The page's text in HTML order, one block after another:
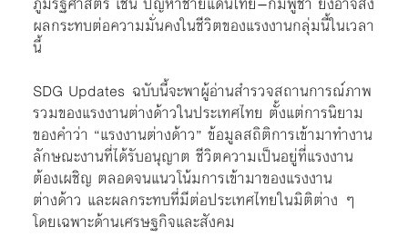
ผลกระทบต่อความมั่นคงในชีวิตของแรงงานกลุ่มนี้ในเวลา
นี้
SDG Updates ฉบับนี้จะพาผู้อ่านสำรวจสถานการณ์ภาพ
รวมของแรงงานต่างด้าวในประเทศไทย ตั้งแต่การนิยาม
ของคำว่า “แรงงานต่างด้าว” ข้อมูลสถิติการเข้ามาทำงาน
ลักษณะงานที่ได้รับอนุญาต ชีวิตความเป็นอยู่ที่แรงงาน
ต้องเผชิญ ตลอดจนแนวโน้มการเข้ามาของแรงงาน
ต่างด้าว และผลกระทบที่มีต่อประเทศไทยในมิติต่าง ๆ
โดยเฉพาะด้านเศรษฐกิจและสังคม